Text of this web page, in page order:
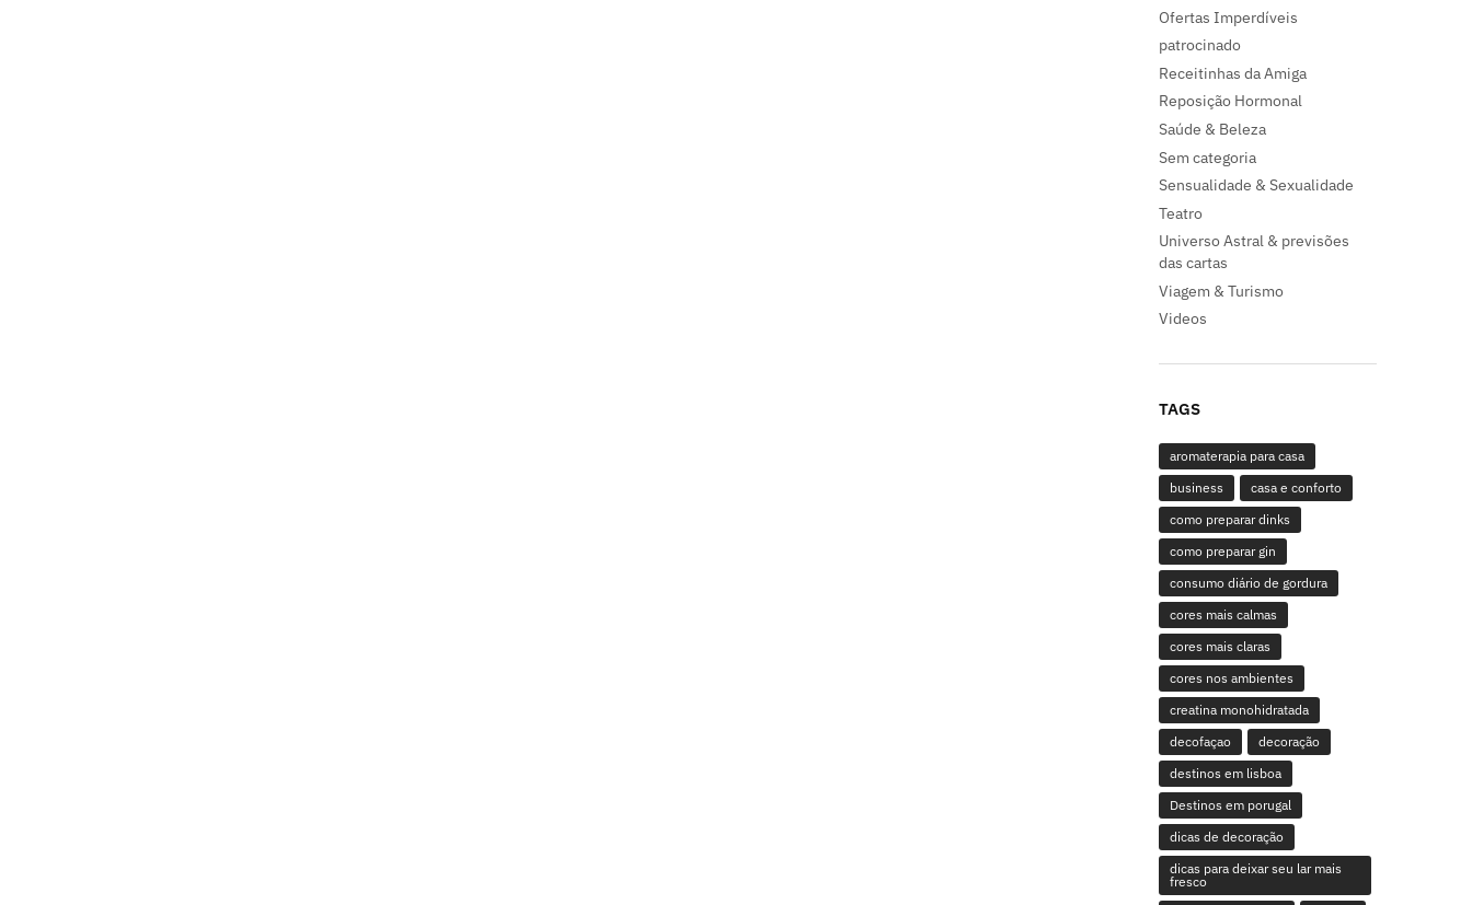
Ofertas Imperdíveis
patrocinado
Receitinhas da Amiga
Reposição Hormonal
Saúde & Beleza
Sem categoria
Sensualidade & Sexualidade
Teatro
Universo Astral & previsões
das cartas
Viagem & Turismo
Videos
TAGS
aromaterapia para casa
business
casa e conforto
como preparar dinks
como preparar gin
consumo diário de gordura
cores mais calmas
cores mais claras
cores nos ambientes
creatina monohidratada
decofaçao
decoração
destinos em lisboa
Destinos em porugal
dicas de decoração
dicas para deixar seu lar mais
fresco